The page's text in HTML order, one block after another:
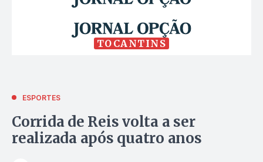
TOCANTINS
ESPORTES
Corrida de Reis volta a ser
realizada após quatro anos